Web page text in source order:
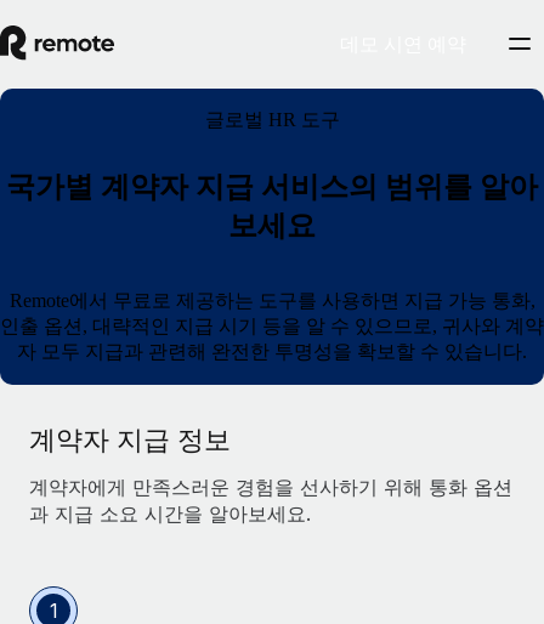
글로벌 HR 도구
국가별 계약자 지급 서비스의 범위를 알아
보세요
Remote에서 무료로 제공하는 도구를 사용하면 지급 가능 통화,
인출 옵션, 대략적인 지급 시기 등을 알 수 있으므로, 귀사와 계약
자 모두 지급과 관련해 완전한 투명성을 확보할 수 있습니다.
계약자 지급 정보
계약자에게 만족스러운 경험을 선사하기 위해 통화 옵션
과 지급 소요 시간을 알아보세요.
1